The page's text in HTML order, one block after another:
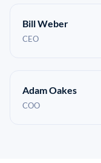
Bill Weber
CEO
Adam Oakes
COO